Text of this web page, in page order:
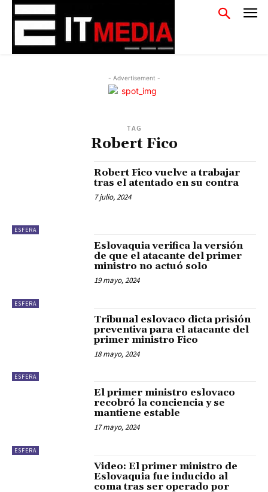
- Advertisement -
TAG
Robert Fico
ESFERA
Robert Fico vuelve a trabajar
tras el atentado en su contra
7 julio, 2024
ESFERA
Eslovaquia verifica la versión
de que el atacante del primer
ministro no actuó solo
19 mayo, 2024
ESFERA
Tribunal eslovaco dicta prisión
preventiva para el atacante del
primer ministro Fico
18 mayo, 2024
ESFERA
El primer ministro eslovaco
recobró la conciencia y se
mantiene estable
17 mayo, 2024
Video: El primer ministro de
Eslovaquia fue inducido al
coma tras ser operado por